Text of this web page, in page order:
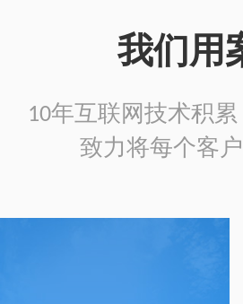
我们用
10年互联网技术积
致力将每个客